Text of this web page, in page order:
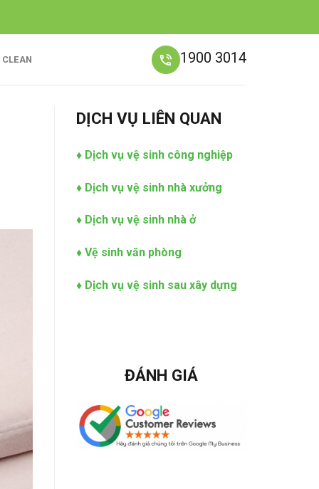
1900 3014
DỊCH VỤ LIÊN QUAN
♦ Dịch vụ vệ sinh công nghiệp
♦ Dịch vụ vệ sinh nhà xưởng
♦ Dịch vụ vệ sinh nhà ở
♦ Vệ sinh văn phòng
♦ Dịch vụ vệ sinh sau xây dựng
ĐÁNH GIÁ